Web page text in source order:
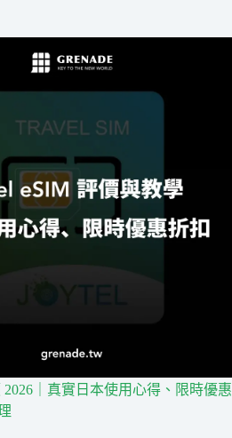
2026｜真實日本使用心得、限時優惠